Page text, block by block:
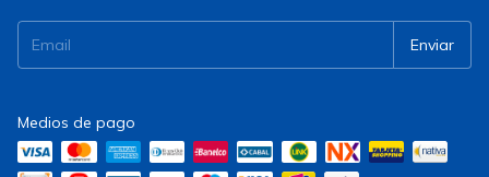
Medios de pago